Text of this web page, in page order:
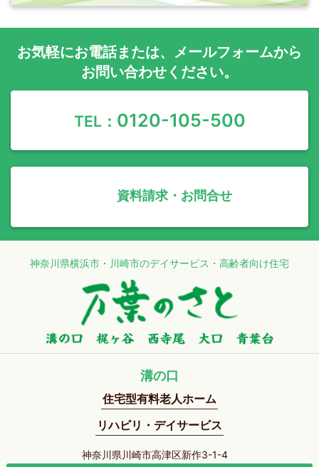
お気軽にお電話または、 メールフォームから
お問い合わせください。
TEL： 0120-105-500
資料請求・お問合せ
神奈川県横浜市・川崎市のデイサービス・高齢者向け住宅
溝の口
住宅型有料老人ホーム
リハビリ・デイサービス
神奈川県川崎市高津区新作3-1-4